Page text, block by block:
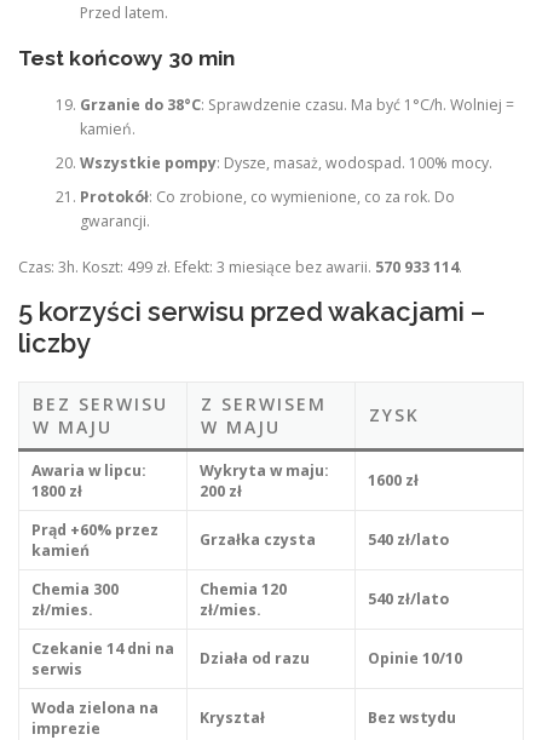
Przed latem.
Test końcowy 30 min
Grzanie do 38°C: Sprawdzenie czasu. Ma być 1°C/h. Wolniej =
kamień.
Wszystkie pompy: Dysze, masaż, wodospad. 100% mocy.
Protokół: Co zrobione, co wymienione, co za rok. Do
gwarancji.
Czas: 3h. Koszt: 499 zł. Efekt: 3 miesiące bez awarii. 570 933 114.
5 korzyści serwisu przed wakacjami –
liczby
BEZ SERWISU
W MAJU
Z SERWISEM
W MAJU
ZYSK
Awaria w lipcu:
1800 zł
Wykryta w maju:
200 zł
1600 zł
Prąd +60% przez
kamień
Grzałka czysta 540 zł/lato
Chemia 300
zł/mies.
Chemia 120
zł/mies.
540 zł/lato
Czekanie 14 dni na
serwis
Działa od razu Opinie 10/10
Woda zielona na
imprezie
Kryształ Bez wstydu